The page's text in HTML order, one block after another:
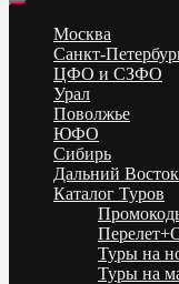
Низкие цены на
море. Распродажа
Обновление каждый
Москва
Санкт-
ЦФО и СЗФО
Урал
Поволжье
ЮФО
Сибирь
Дальний Восток
Каталог Туров
Туры на
Туры на